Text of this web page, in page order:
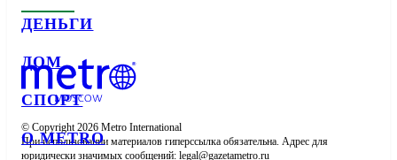
ДЕНЬГИ
ДОМ
СПОРТ
О METRO
© Copyright 2026 Metro International
При использовании материалов гиперссылка обязательна. Адрес для
юридически значимых сообщений: